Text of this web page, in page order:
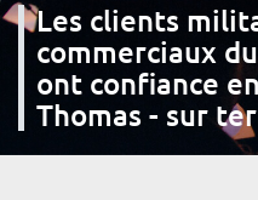
Les clients
commerciaux
ont confiance
Thomas - sur